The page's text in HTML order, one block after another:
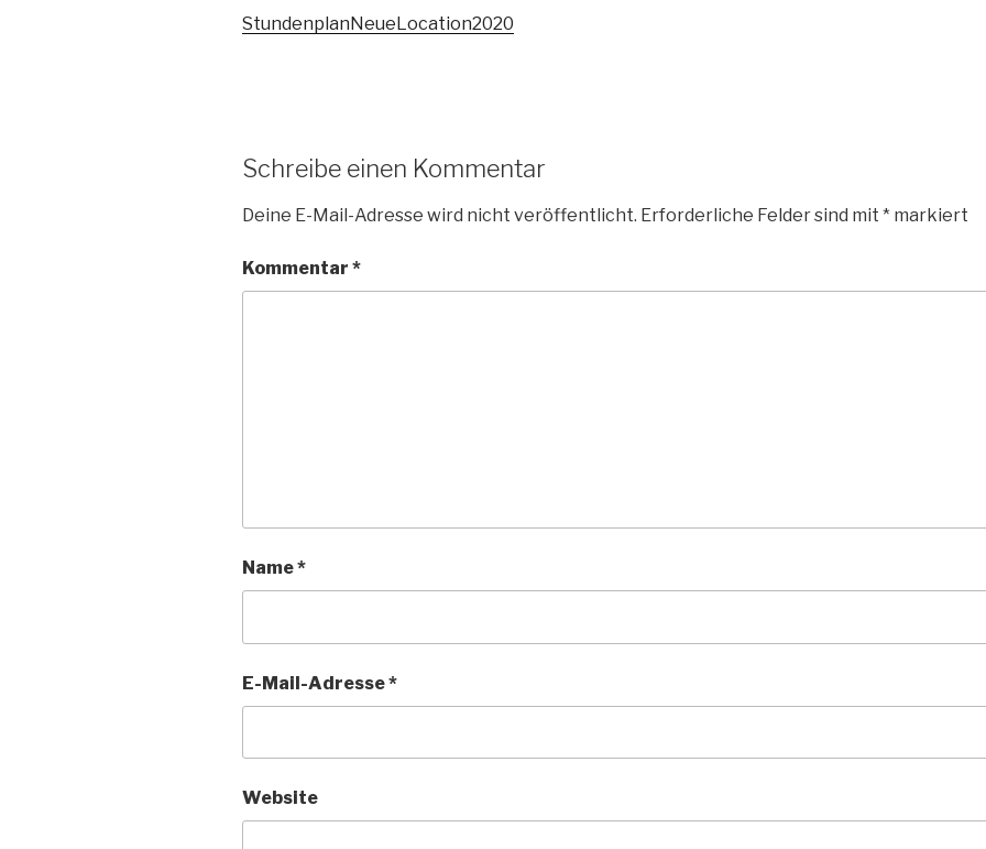
StundenplanNeueLocation2020
Schreibe einen Kommentar
Deine E-Mail-Adresse wird nicht veröffentlicht. Erforderliche Felder sind mit * markiert
Kommentar *
Name*
E-Mail-Adresse*
Website